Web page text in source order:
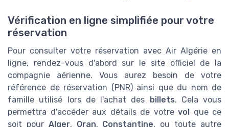
Vérification en ligne simplifiée pour votre
réservation
Pour consulter votre réservation avec Air Algérie en
ligne, rendez-vous d'abord sur le site officiel de la
compagnie aérienne. Vous aurez besoin de votre
référence de réservation (PNR) ainsi que du nom de
famille utilisé lors de l'achat des billets. Cela vous
permettra d'accéder aux détails de votre vol que ce
soit pour Alger, Oran, Constantine, ou toute autre